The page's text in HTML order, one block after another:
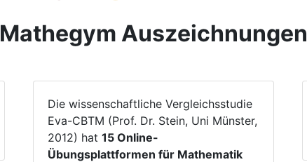
Mathegym Auszeichnungen
Die wissenschaftliche Vergleichsstudie
Eva-CBTM (Prof. Dr. Stein, Uni Münster,
2012) hat15 Online-
Übungsplattformen für Mathematik